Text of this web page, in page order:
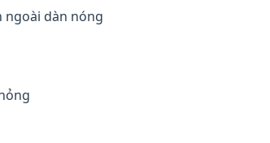
ngoài dàn nóng